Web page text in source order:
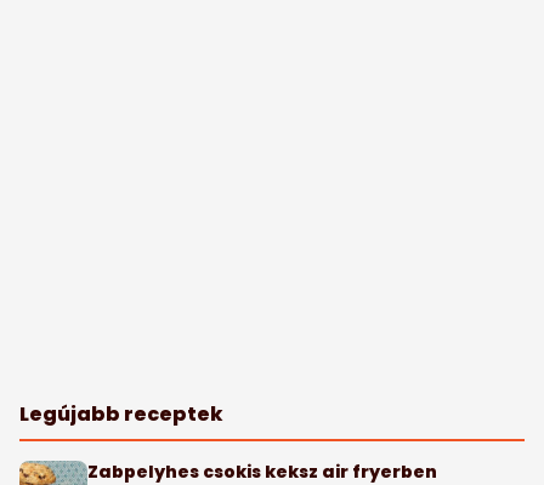
Legújabb receptek
Zabpelyhes csokis keksz air fryerben